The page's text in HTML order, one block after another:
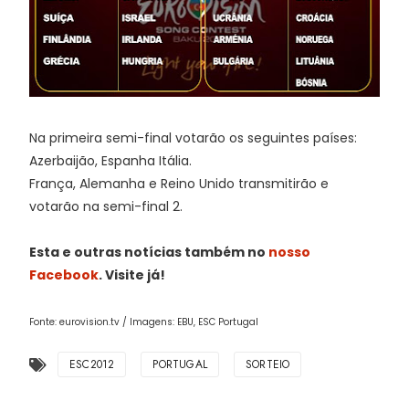
Na primeira semi-final votarão os seguintes países:
Azerbaijão, Espanha Itália.
França, Alemanha e Reino Unido transmitirão e
votarão na semi-final 2.
Esta e outras notícias também no nosso
Facebook. Visite já!
Fonte: eurovision.tv / Imagens: EBU, ESC Portugal
ESC2012 PORTUGAL SORTEIO